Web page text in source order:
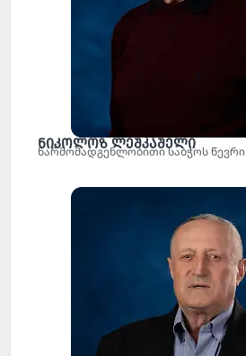
ნიკოლოზ ლეშკაშელი
წარმომადგენლობითი საბჭოს წევრი